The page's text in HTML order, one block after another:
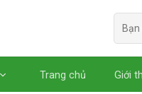
kiếm:
Trang chủ Giới